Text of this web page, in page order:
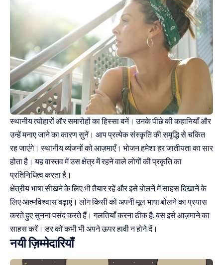
स्थानीय त्योहारों और समारोहों का हिस्सा बनें। उनके पीछे की कहानियाँ और
उन्हें मनाए जाने का कारण सुनें। आप प्रत्येक संस्कृति की समृद्धि से चकित
रह जाएंगे। स्थानीय व्यंजनों को आज़माएँ। भोजन हमेशा हर जातीयता का सार
होता है। यह वास्तव में उस क्षेत्र में रहने वाले लोगों की प्रकृति का
प्रतिनिधित्व करता है।
क्षेत्रीय भाषा सीखने के लिए भी तैयार रहें और इसे बोलने में साहस दिखाने के
लिए आत्मविश्वास बढ़ाएं। लोग किसी को अपनी मूल भाषा बोलने का प्रयास
करते हुए सुनना पसंद करते हैं। गलतियाँ करना ठीक है. बस इसे आज़माने का
साहस करें। डर को कभी भी अपने ऊपर हावी न होने दें।
नयी ज़िम्मेदारियाँ